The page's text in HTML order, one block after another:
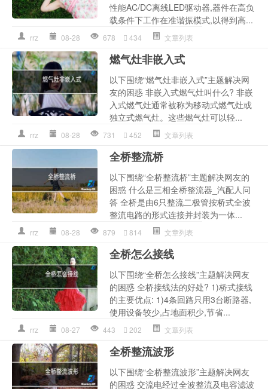
性能AC/DC离线LED驱动器,器件在高负
载条件下工作在准谐振模式,以得到高...
rrz 08-28 678 434 文章列表
燃气灶非嵌入式
以下围绕“燃气灶非嵌入式”主题解决网
友的困惑 非嵌入式燃气灶叫什么? 非嵌
入式燃气灶通常被称为移动式燃气灶或
独立式燃气灶。这些燃气灶可以轻...
rrz 08-28 731 452 文章列表
全桥整流桥
以下围绕“全桥整流桥”主题解决网友的
困惑 什么是三相全桥整流器_汽配人问
答 全桥是由6只整流二极管按桥式全波
整流电路的形式连接并封装为一体...
rrz 08-28 879 814 文章列表
全桥怎么接线
以下围绕“全桥怎么接线”主题解决网友
的困惑 全桥接线法的好处? 1)桥式接线
的主要优点: 1)4条回路只用3台断路器,
使用设备较少,占地面积少,节省...
rrz 08-27 443 202 文章列表
全桥整流波形
以下围绕“全桥整流波形”主题解决网友
的困惑 交流电经过全波整流及电容滤波